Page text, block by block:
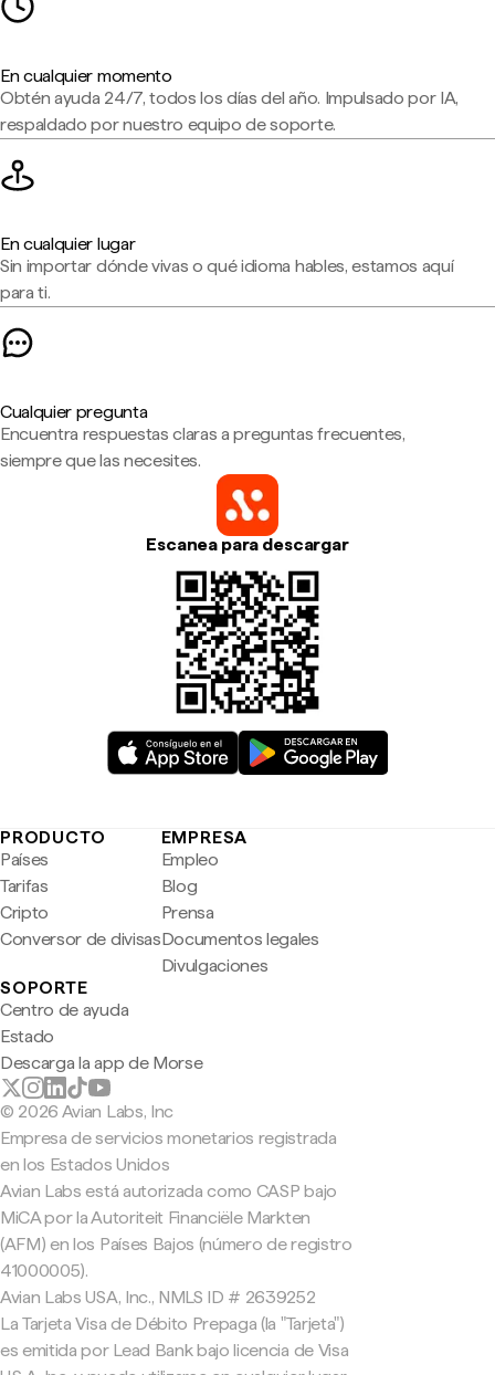
En cualquier momento
Obtén ayuda 24/7, todos los días del año. Impulsado por IA,
respaldado por nuestro equipo de soporte.
En cualquier lugar
Sin importar dónde vivas o qué idioma hables, estamos aquí
para ti.
Cualquier pregunta
Encuentra respuestas claras a preguntas frecuentes,
siempre que las necesites.
Escanea para descargar
PRODUCTO
Países
Tarifas
Cripto
Conversor de divisas
EMPRESA
Empleo
Blog
Prensa
Documentos legales
Divulgaciones
SOPORTE
Centro de ayuda
Estado
Descarga la app de Morse
© 2026 Avian Labs, Inc
Empresa de servicios monetarios registrada
en los Estados Unidos
Avian Labs está autorizada como CASP bajo
MiCA por la Autoriteit Financiële Markten
(AFM) en los Países Bajos (número de registro
41000005).
Avian Labs USA, Inc., NMLS ID # 2639252
La Tarjeta Visa de Débito Prepaga (la "Tarjeta")
es emitida por Lead Bank bajo licencia de Visa